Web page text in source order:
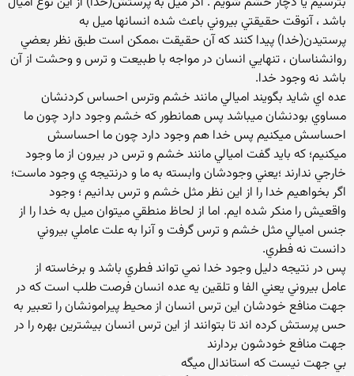
باشد ، آنوقت حقيقتي بيروني باعث شده انسانها ميل به
پرستيدن(خدا) پيدا کنند که آن حقيقت ،ممکن است طبق نظر بعضي
روانشناسان ، تنهايي انسان در مواجه با طبيعت و ترس و وحشت از آن
باشد نه وجود خدا.
عده اي شايد بگويند اميالي مانند خشم وترس احساس کردنشان
مساوي بودنشان ميباشد پس همانطور که خشم وجود دارد چون ما
احساسش ميکنيم پس خدا هم وجود دارد چون ما احساسش
ميکنيم؛ که بايد گفت اميالي مانند خشم و ترس در بيرون از ما وجود
خارجي ندارند ؛يعني وجودشان وابسته به ما و درنتيجه ي وجود ماست؛
اگر بخواهيم خدا را از اين نظر مثل خشم و ترس بدانيم ؛ وجود
واقعيش را منکر شده ايم. اما از لحاظ منطقي ميتوان ميل به خدا را از
جنس اميالي مثل خشم و ترس گرفت و آنرا به علت عاملي بيروني
دانست نه فطري.
پس در نتيجه دليل وجود خدا نمي تواند فطري باشد و برخاسته از
عامل بيروني يعني الفا و تلقين يه عده انسان فرصت طلب است که در
جهت منافع خودشان اين ترس انسان از محيط پيرامونشان را تعبير به
حس پرستش کرده اند تا بتوانند از اين ترس انسان بيشترين بهره را در
جهت منافع خودشون بردارند
بي جهت نيست که استاندال ميگه